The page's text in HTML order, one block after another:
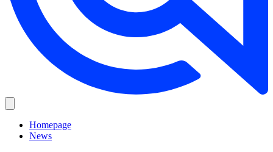
Homepage
News